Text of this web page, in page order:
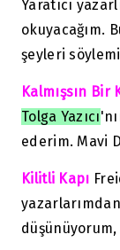
Yaratıcı
okuyacağım.
şeyleri
Kalmışsın Bir
Tolga Yazıcı
ederim. Mavi
Kilitli Kapı
düşünüyorum,